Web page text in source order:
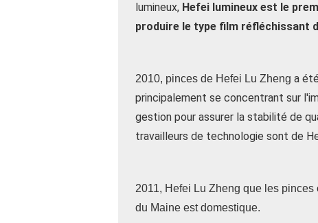
lumineux, Hefei lumineux est le
produire le type film réfléchissant
2010, pinces de Hefei Lu Zheng a
principalement se concentrant sur
gestion pour assurer la stabilité de
travailleurs de technologie sont de
2011, Hefei Lu Zheng que les
du Maine est domestique.